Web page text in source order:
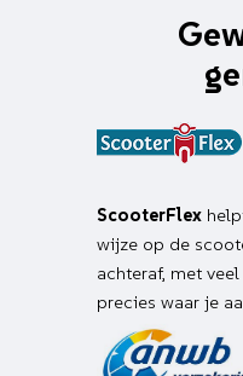
ScooterFlex
wijze op de
achteraf, met
precies waar je